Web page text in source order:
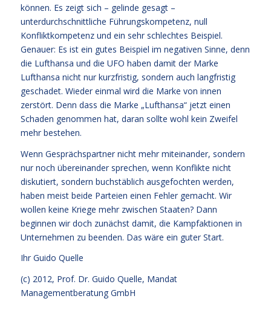
können. Es zeigt sich – gelinde gesagt –
unterdurchschnittliche Führungskompetenz, null
Konfliktkompetenz und ein sehr schlechtes Beispiel.
Genauer: Es ist ein gutes Beispiel im negativen Sinne, denn
die Lufthansa und die UFO haben damit der Marke
Lufthansa nicht nur kurzfristig, sondern auch langfristig
geschadet. Wieder einmal wird die Marke von innen
zerstört. Denn dass die Marke „Lufthansa“ jetzt einen
Schaden genommen hat, daran sollte wohl kein Zweifel
mehr bestehen.
Wenn Gesprächspartner nicht mehr miteinander, sondern
nur noch übereinander sprechen, wenn Konflikte nicht
diskutiert, sondern buchstäblich ausgefochten werden,
haben meist beide Parteien einen Fehler gemacht. Wir
wollen keine Kriege mehr zwischen Staaten? Dann
beginnen wir doch zunächst damit, die Kampfaktionen in
Unternehmen zu beenden. Das wäre ein guter Start.
Ihr Guido Quelle
(c) 2012, Prof. Dr. Guido Quelle, Mandat
Managementberatung GmbH